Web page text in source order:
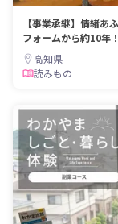
【事業承継】情緒あ
フォームから約10年！
高知県
読みもの